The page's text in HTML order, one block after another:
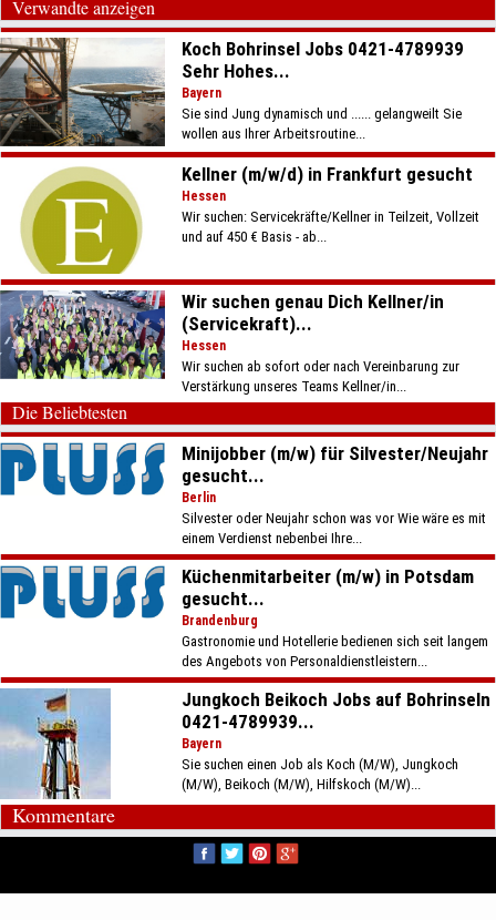
Verwandte anzeigen
Koch Bohrinsel Jobs 0421-4789939
Sehr Hohes...
Bayern
Sie sind Jung dynamisch und ...... gelangweilt Sie
wollen aus Ihrer Arbeitsroutine...
Kellner (m/w/d) in Frankfurt gesucht
Hessen
Wir suchen: Servicekräfte/Kellner in Teilzeit, Vollzeit
und auf 450 € Basis - ab...
Wir suchen genau Dich Kellner/in
(Servicekraft)...
Hessen
Wir suchen ab sofort oder nach Vereinbarung zur
Verstärkung unseres Teams Kellner/in...
Die Beliebtesten
Minijobber (m/w) für Silvester/Neujahr
gesucht...
Berlin
Silvester oder Neujahr schon was vor Wie wäre es mit
einem Verdienst nebenbei Ihre...
Küchenmitarbeiter (m/w) in Potsdam
gesucht...
Brandenburg
Gastronomie und Hotellerie bedienen sich seit langem
des Angebots von Personaldienstleistern...
Jungkoch Beikoch Jobs auf Bohrinseln
0421-4789939...
Bayern
Sie suchen einen Job als Koch (M/W), Jungkoch
(M/W), Beikoch (M/W), Hilfskoch (M/W)...
Kommentare